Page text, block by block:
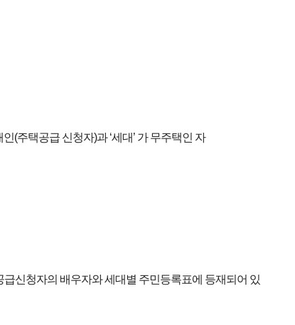
(주택공급 신청자)과 ‘세대’ 가 무주택인 자
신청자의 배우자와 세대별 주민등록표에 등재되어 있